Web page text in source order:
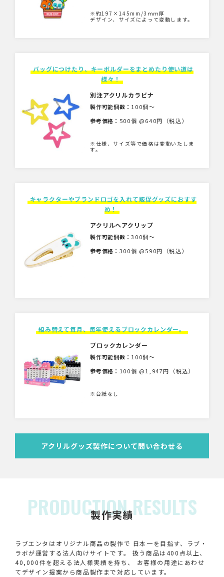
※約197×145mm/3ｍｍ厚
デザイン、サイズによって変動します。
バッグにつけたり、キーボルダーをまとめたり使い道は
様々！
別注アクリルカラビナ
製作可能個数： 100個〜
参考価格： 500個 @640円（税込）
※仕様、サイズ等で価格は変動いたしま
す。
キャラクターやブランドロゴを入れて販促グッズにおすす
め！
アクリルヘアクリップ
製作可能個数：300個〜
参考価格： 300個 @590円（税込）
組み替えて毎月、毎年使えるブロックカレンダー。
ブロックカレンダー
製作可能個数： 100個〜
参考価格： 100個 @1,947円（税込）
※台紙なし
アクリルグッズ製作について問い合わせる
PRODUCTION RESULTS
製作実績
ラブエンタはオリジナル商品の製作で 日本一を目指す、ラブ・
ラボが運営する法人向けサイトです。 扱う商品は400点以上、
40,000件を超える法人様実績を持ち、 お客様の用途にあわせ
てデザイン提案から商品製作まで対応しています。